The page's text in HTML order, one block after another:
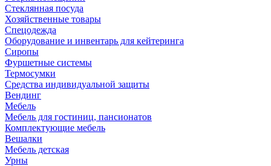
Стеклянная посуда
Хозяйственные товары
Спецодежда
Оборудование и инвентарь для кейтеринга
Сиропы
Фуршетные системы
Термосумки
Средства индивидуальной защиты
Вендинг
Мебель
Мебель для гостиниц, пансионатов
Комплектующие мебель
Вешалки
Мебель детская
Урны